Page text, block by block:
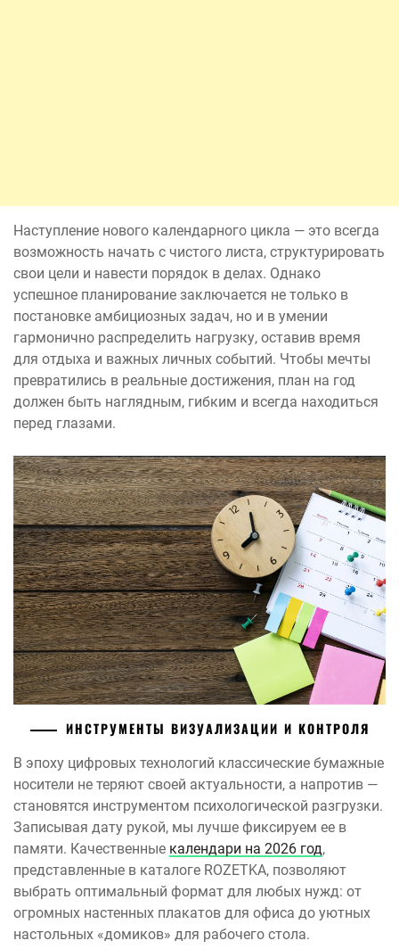
Наступление нового календарного цикла — это всегда
возможность начать с чистого листа, структурировать
свои цели и навести порядок в делах. Однако
успешное планирование заключается не только в
постановке амбициозных задач, но и в умении
гармонично распределить нагрузку, оставив время
для отдыха и важных личных событий. Чтобы мечты
превратились в реальные достижения, план на год
должен быть наглядным, гибким и всегда находиться
перед глазами.
ИНСТРУМЕНТЫ ВИЗУАЛИЗАЦИИ И КОНТРОЛЯ
В эпоху цифровых технологий классические бумажные
носители не теряют своей актуальности, а напротив —
становятся инструментом психологической разгрузки.
Записывая дату рукой, мы лучше фиксируем ее в
памяти. Качественные календари на 2026 год,
представленные в каталоге ROZETKA, позволяют
выбрать оптимальный формат для любых нужд: от
огромных настенных плакатов для офиса до уютных
настольных «домиков» для рабочего стола.